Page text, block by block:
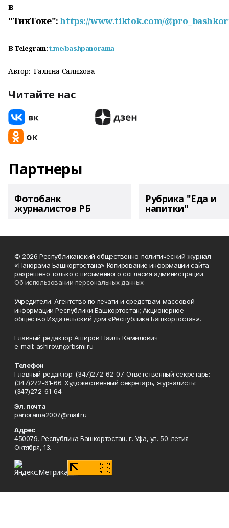
в
"ТикТоке":https://www.tiktok.com/
В Telegram:t.me/bashpanorama
Автор: Галина Салихова
Читайте нас
Партнеры
Фотобанк
журналистов РБ
Рубрика "Еда и
напитки"
© 2026 Республиканский общественно-политический журнал
«Панорама Башкортостана» Копирование информации сайта
разрешено только с письменного согласия администрации.
Об использовании персональных данных
Учредители: Агентство по печати и средствам массовой
информации Республики Башкортостан; Акционерное
общество Издательский дом «Республика Башкортостан».
Главный редактор Аширов Наиль Камилович
e-mail: ashirov.n@rbsmi.ru
Телефон
Главный редактор: (347)272-62-07. Ответственный секретарь:
(347)272-61-66. Художественный секретарь, журналисты:
(347)272-61-64
Эл. почта
panorama2007@mail.ru
Адрес
450079, Республика Башкортостан, г. Уфа, ул. 50-летия
Октября, 13.